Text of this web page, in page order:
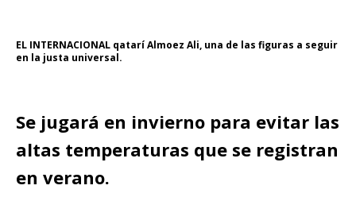
EL INTERNACIONAL qatarí Almoez Ali, una de las figuras a seguir
en la justa universal.
Se jugará en invierno para evitar las
altas temperaturas que se registran
en verano.